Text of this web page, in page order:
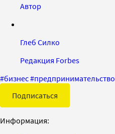
Автор
Глеб Силко
Редакция Forbes
#бизнес#предпринимательство
Подписаться
Информация: